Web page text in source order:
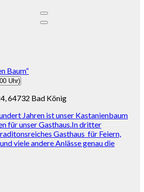
Baum“
Uhr)
64732 Bad König
Jahren ist unser Kastanienbaum
für unser Gasthaus.In dritter
Gasthaus für Feiern,
viele andere Anlässe genau die